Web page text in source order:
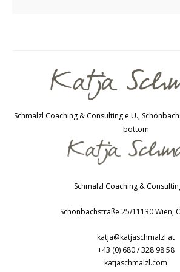
Schmalzl Coaching & Consulting e.U.,
bottom
Schmalzl Coaching &
Schönbachstraße 25/1 1130 Wien,
katja@katjaschmalzl.at
+43 (0) 680 / 328 98 58
katjaschmalzl.com